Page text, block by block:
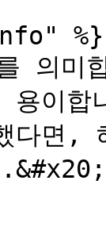
%}
의미
용이
다면
.&#x20;